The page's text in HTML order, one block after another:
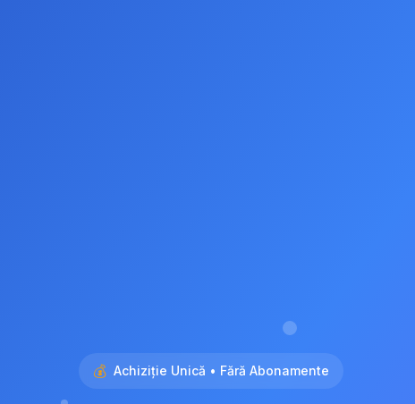
💰 Achiziție Unică • Fără Abonamente